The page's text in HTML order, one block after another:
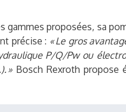
proposées, sa
précise : « Le gros
P/Q/Pw ou
» Bosch Rexroth propose